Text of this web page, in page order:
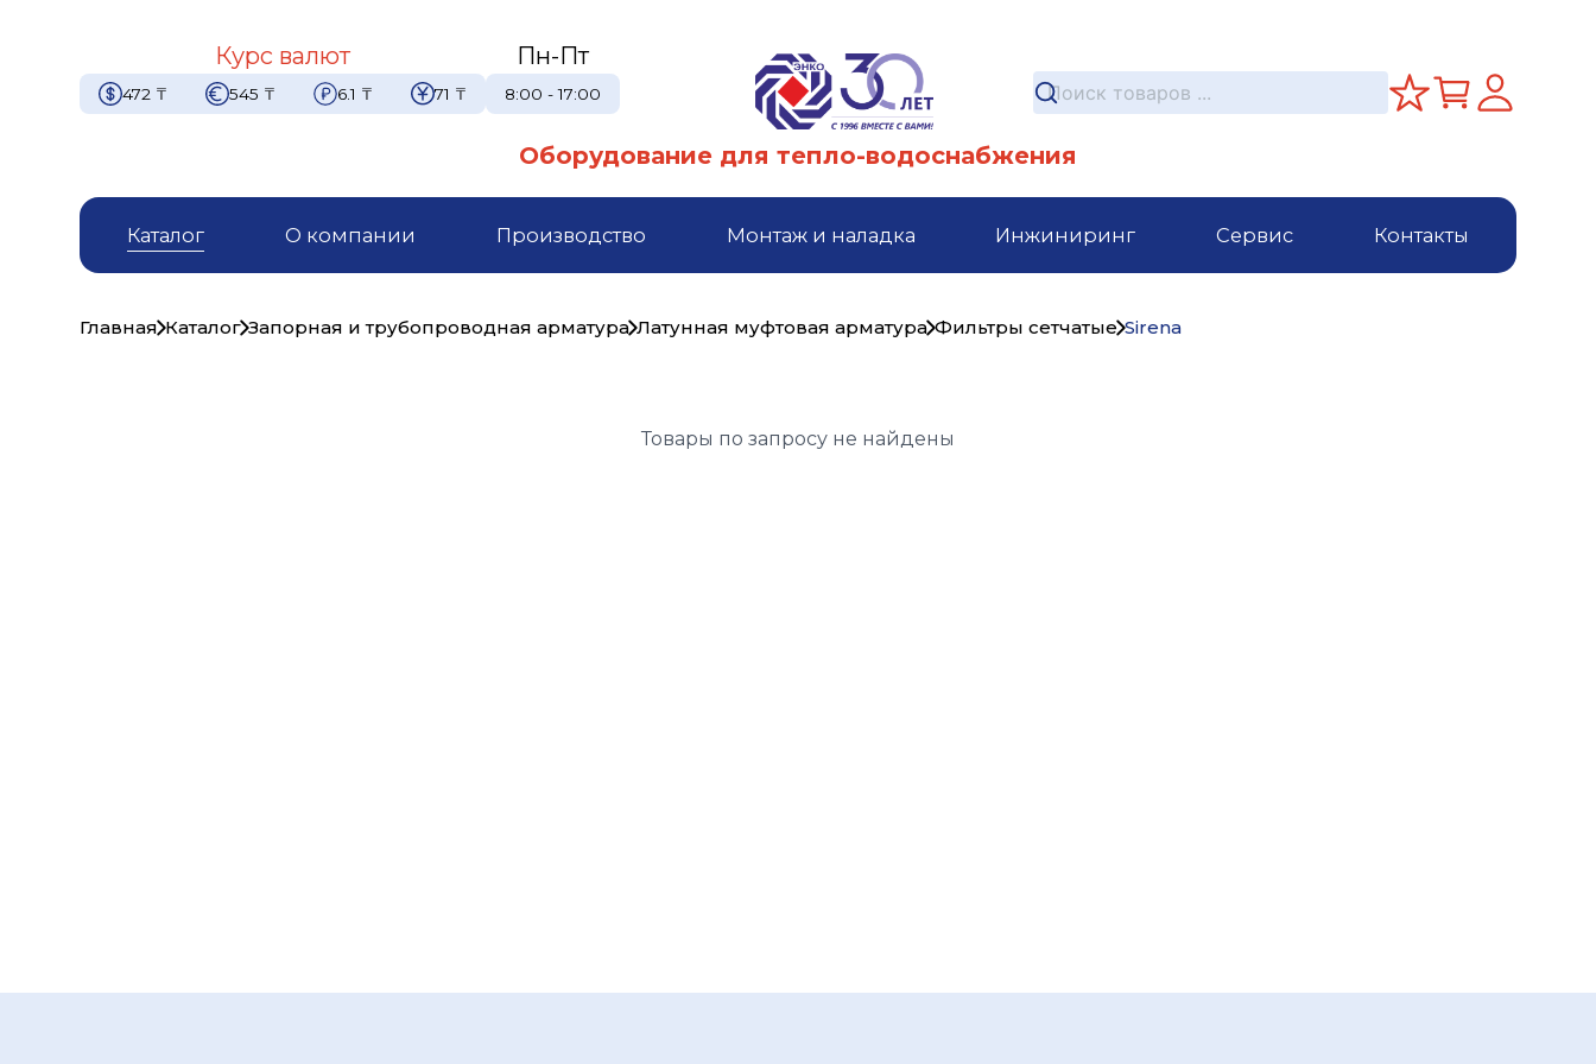
Курс валют
472 ₸ 545 ₸ 6.1 ₸ 71 ₸
Пн-Пт
8:00 - 17:00
Оборудование для тепло-водоснабжения
Каталог О компании Производство Монтаж и наладка Инжиниринг Сервис Контакты
Главная Каталог Запорная и трубопроводная арматура Латунная муфтовая арматура Фильтры сетчатые Sirena
Товары по запросу не найдены